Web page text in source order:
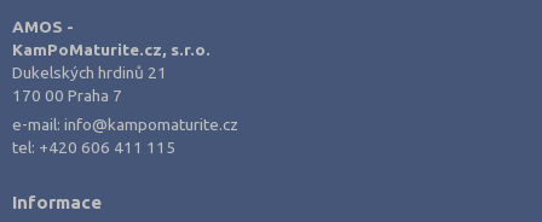
AMOS -
KamPoMaturite.cz, s.r.o.
Dukelských hrdinů 21
170 00 Praha 7
e-mail:info@kampomaturite.cz
tel: +420 606 411 115
Informace